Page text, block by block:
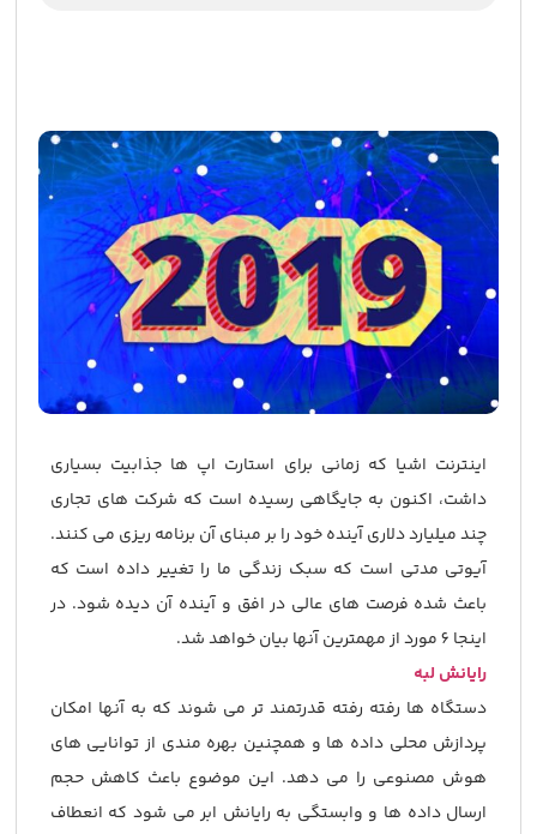
اینترنت اشیا که زمانی برای استارت اپ ها جذابیت بسیاری
داشت، اکنون به جایگاهی رسیده است که شرکت های تجاری
چند میلیارد دلاری آینده خود را بر مبنای آن برنامه ریزی می کنند.
آیوتی مدتی است که سبک زندگی ما را تغییر داده است که
باعث شده فرصت های عالی در افق و آینده آن دیده شود. در
اینجا 6 مورد از مهمترین آنها بیان خواهد شد.
رایانش لبه
دستگاه ها رفته رفته قدرتمند تر می شوند که به آنها امکان
پردازش محلی داده ها و همچنین بهره مندی از توانایی های
هوش مصنوعی را می دهد. این موضوع باعث کاهش حجم
ارسال داده ها و وابستگی به رایانش ابر می شود که انعطاف